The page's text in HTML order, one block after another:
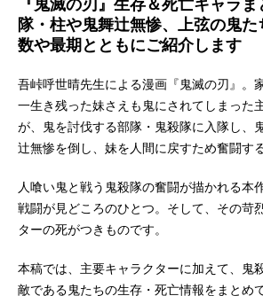
『鬼滅の刃』生存＆死亡キャラ
隊・柱や鬼舞辻無惨、上弦の鬼
数や最期とともにご紹介します
吾峠呼世晴先生による漫画『鬼滅の刃』。
一生き残った妹さえも鬼にされてしまった
が、鬼を討伐する部隊・鬼殺隊に入隊し、
辻無惨を倒し、妹を人間に戻すため奮闘す
人喰い鬼と戦う鬼殺隊の奮闘が描かれる本
戦闘が見どころのひとつ。そして、その苛
ターの死がつきものです。
本稿では、主要キャラクターに加えて、鬼
敵である鬼たちの生存・死亡情報をまとめ